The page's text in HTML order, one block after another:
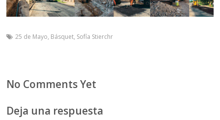
25 de Mayo, Básquet, Sofía Stierchr
No Comments Yet
Deja una respuesta